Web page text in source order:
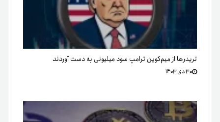
تریدرها از میم‌کوین ترامپ سود میلیونی به دست آوردند
۳۰ دی ۱۴۰۳